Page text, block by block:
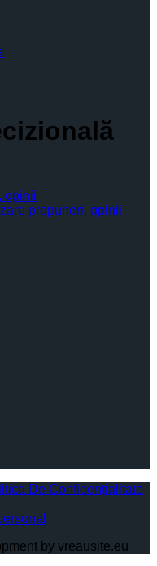
opinii
propuneri, opinii
De Confidențialitate
by vreausite.eu